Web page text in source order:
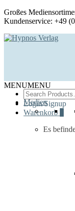
Großes
Kundenservice: +49
Search
for:
Login/Signup
Warenkorb
Es
MENUMENU
Medien